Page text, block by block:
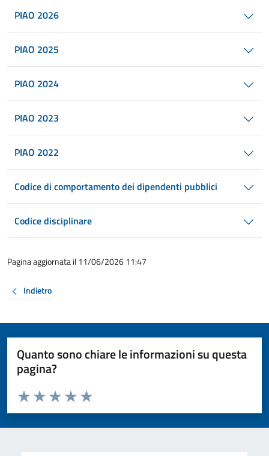
PIAO 2026
PIAO 2025
PIAO 2024
PIAO 2023
PIAO 2022
Codice di comportamento dei dipendenti pubblici
Codice disciplinare
Pagina aggiornata il 11/06/2026 11:47
Indietro
Quanto sono chiare le informazioni su questa
pagina?
Valuta da 1 a 5 stelle la pagina
Valuta 5 stelle su 5
Valuta 4 stelle su 5
Valuta 3 stelle su 5
Valuta 2 stelle su 5
Valuta 1 stelle su 5